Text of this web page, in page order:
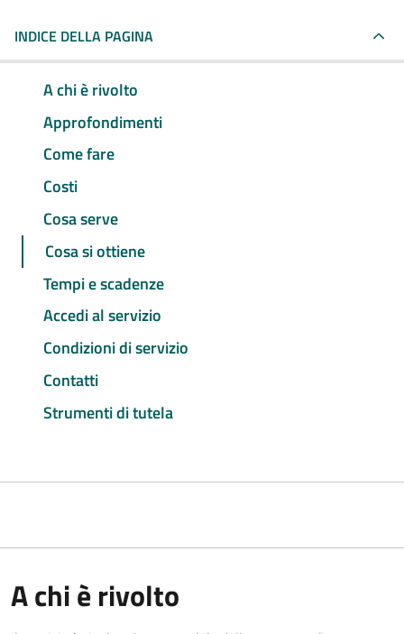
INDICE DELLA PAGINA
A chi è rivolto
Approfondimenti
Come fare
Costi
Cosa serve
Cosa si ottiene
Tempi e scadenze
Accedi al servizio
Condizioni di servizio
Contatti
Strumenti di tutela
A chi è rivolto